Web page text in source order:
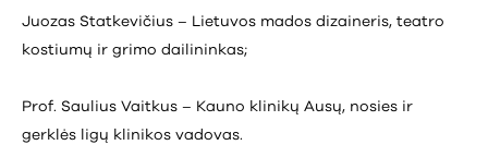
Juozas Statkevičius – Lietuvos mados dizaineris, teatro
kostiumų ir grimo dailininkas;
Prof. Saulius Vaitkus – Kauno klinikų Ausų, nosies ir
gerklės ligų klinikos vadovas.